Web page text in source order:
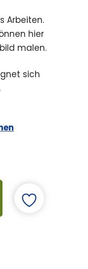
Arbeiten.
hier
malen.
sich